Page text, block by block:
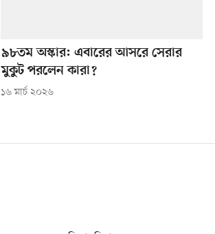
৯৮তম অস্কার: এবারের আসরে সেরার
মুকুট পরলেন কারা?
১৬ মার্চ ২০২৬